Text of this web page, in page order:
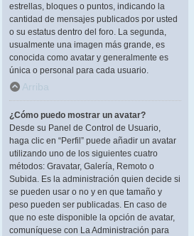
estrellas, bloques o puntos, indicando la
cantidad de mensajes publicados por usted
o su estatus dentro del foro. La segunda,
usualmente una imagen más grande, es
conocida como avatar y generalmente es
única o personal para cada usuario.
Arriba
¿Cómo puedo mostrar un avatar?
Desde su Panel de Control de Usuario,
haga clic en “Perfil” puede añadir un avatar
utilizando uno de los siguientes cuatro
métodos: Gravatar, Galería, Remoto o
Subida. Es la administración quien decide si
se pueden usar o no y en que tamaño y
peso pueden ser publicadas. En caso de
que no este disponible la opción de avatar,
comuníquese con La Administración para